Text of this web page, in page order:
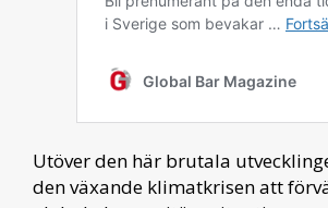
Utöver den här brutala
den växande klimatkrisen att